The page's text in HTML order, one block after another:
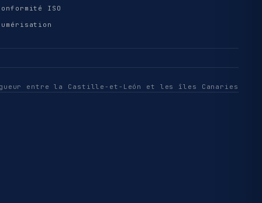
ISO
entre la Castille-et-León et les îles Canaries